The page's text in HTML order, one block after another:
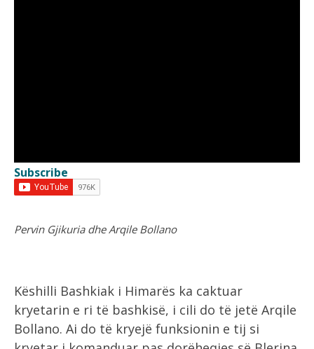
Subscribe
Pervin Gjikuria dhe Arqile Bollano
Këshilli Bashkiak i Himarës ka caktuar
kryetarin e ri të bashkisë, i cili do të jetë Arqile
Bollano. Ai do të kryejë funksionin e tij si